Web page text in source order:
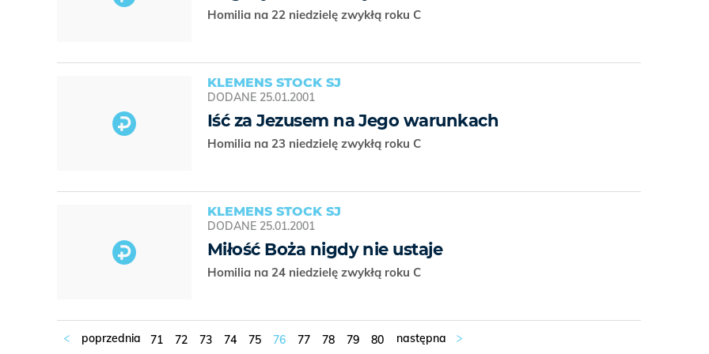
Homilia na 22 niedzielę zwykłą roku C
KLEMENS STOCK SJ
DODANE 25.01.2001
Iść za Jezusem na Jego warunkach
Homilia na 23 niedzielę zwykłą roku C
KLEMENS STOCK SJ
DODANE 25.01.2001
Miłość Boża nigdy nie ustaje
Homilia na 24 niedzielę zwykłą roku C
71 72 73 74 75 76 77 78 79 80